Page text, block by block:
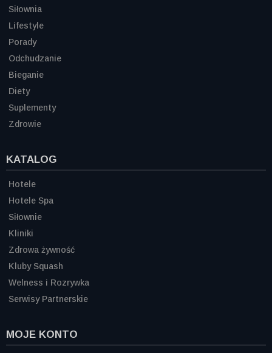
Siłownia
Lifestyle
Porady
Odchudzanie
Bieganie
Diety
Suplementy
Zdrowie
KATALOG
Hotele
Hotele Spa
Siłownie
Kliniki
Zdrowa żywność
Kluby Squash
Welness i Rozrywka
Serwisy Partnerskie
MOJE KONTO